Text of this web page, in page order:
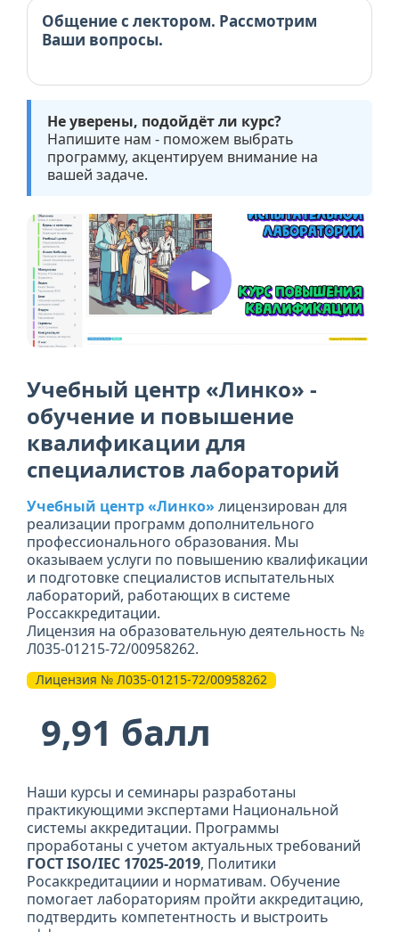
Общение с лектором. Рассмотрим
Ваши вопросы.
Не уверены, подойдёт ли курс?
Напишите нам - поможем выбрать
программу, акцентируем внимание на
вашей задаче.
Учебный центр «Линко» -
обучение и повышение
квалификации для
специалистов лабораторий
Учебный центр «Линко» лицензирован для
реализации программ дополнительного
профессионального образования. Мы
оказываем услуги по повышению квалификации
и подготовке специалистов испытательных
лабораторий, работающих в системе
Россаккредитации.
Лицензия на образовательную деятельность №
Л035-01215-72/00958262.
Лицензия № Л035-01215-72/00958262
9,91 балл
Наши курсы и семинары разработаны
практикующими экспертами Национальной
системы аккредитации. Программы
проработаны с учетом актуальных требований
ГОСТ ISO/IEC 17025-2019, Политики
Росаккредитациии и нормативам. Обучение
помогает лабораториям пройти аккредитацию,
подтвердить компетентность и выстроить